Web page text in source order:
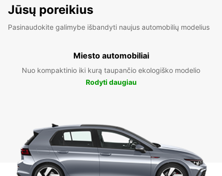
Jūsų poreikius
Pasinaudokite galimybe išbandyti naujus automobilių modelius
Miesto automobiliai
Nuo kompaktinio iki kurą taupančio ekologiško modelio
Rodyti daugiau